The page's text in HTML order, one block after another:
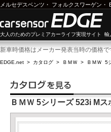
メルセデスベンツ ・ フォルクスワーゲン ・
大人のためのプレミアカーライフ実現サイト
新車時価格はメーカー発表当時の価格で
EDGE.net > カタログ > ＢＭＷ > ＢＭＷ 5
ＢＭＷ 5シリーズ 523i Mス